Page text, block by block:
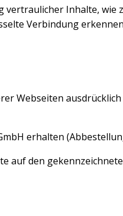
Inhalte, wie
Verbindung
Webseiten
erhalten
den